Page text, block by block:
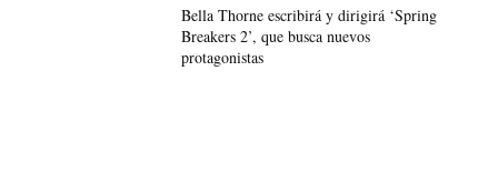
Bella Thorne escribirá y dirigirá ‘Spring
Breakers 2’, que busca nuevos
protagonistas